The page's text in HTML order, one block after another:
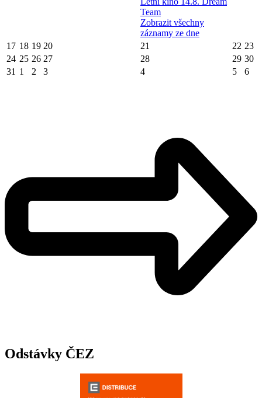
Team
Zobrazit všechny
záznamy ze dne
17 18 19 20 21 22 23
24 25 26 27 28 29 30
31 1 2 3 4 5 6
Odstávky ČEZ